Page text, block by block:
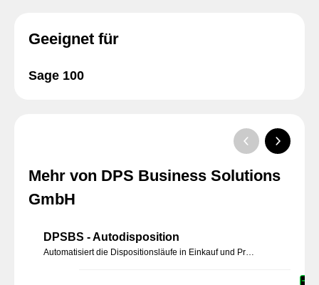
Geeignet für
Sage 100
Mehr von DPS Business Solutions
GmbH
DPSBS - Autodisposition
Automatisiert die Dispositionsläufe in Einkauf und Produktion. Dispositionsstapel werden serverseitig erstellt, parametrisierbar nach Zeitintervall und Dispositionsgruppen – mehr Effizienz und Transparenz.